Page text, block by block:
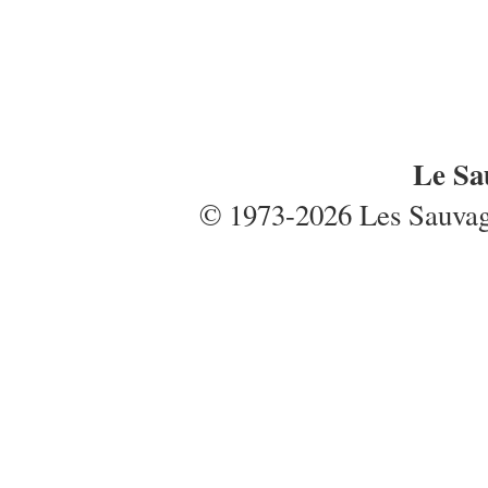
Le
© 1973-2026 Les